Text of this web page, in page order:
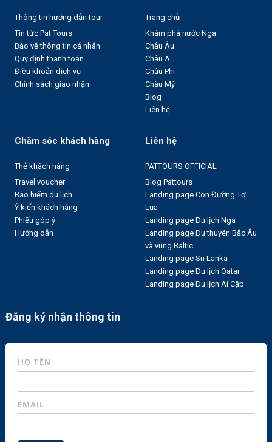
Thông tin hướng dẫn tour
Tin tức Pat Tours
Bảo vệ thông tin cá nhân
Quy định thanh toán
Điều khoản dịch vụ
Chính sách giao nhận
Trang chủ
Khám phá nước Nga
Châu Âu
Châu Á
Châu Phi
Châu Mỹ
Blog
Liên hệ
Chăm sóc khách hàng
Thẻ khách hàng
Travel voucher
Bảo hiểm du lịch
Ý kiến khách hàng
Phiếu góp ý
Hướng dẫn
Liên hệ
PATTOURS OFFICIAL
Blog Pattours
Landing page Con Đường Tơ
Lụa
Landing page Du lịch Nga
Landing page Du thuyền Bắc Âu
và vùng Baltic
Landing page Sri Lanka
Landing page Du lịch Qatar
Landing page Du lịch Ai Cập
Đăng ký nhận thông tin
HỌ TÊN
EMAIL